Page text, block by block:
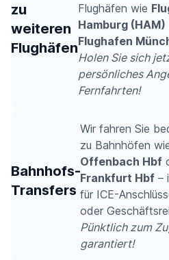
zu
weiteren
Flughäfen
Flughäfen wie
Hamburg (HAM)
Flughafen
Holen Sie sich
persönliches
Fernfahrten!
Bahnhofs-
Transfers
Wir fahren Sie
zu Bahnhöfen
Offenbach Hbf
Frankfurt Hbf –
für ICE-
oder
Pünktlich zum
garantiert!